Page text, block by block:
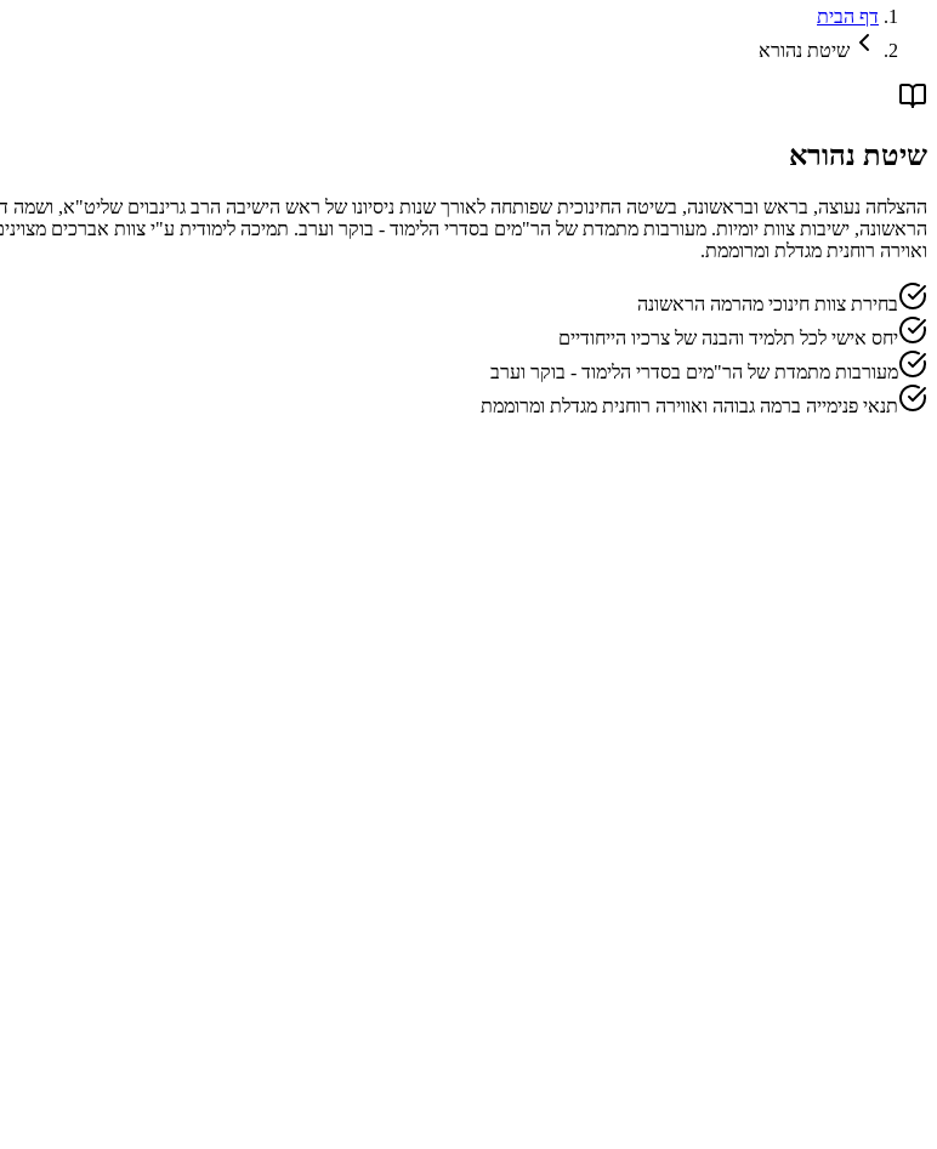
דף הבית
שיטת נהורא
שיטת נהורא
ההצלחה נעוצה, בראש ובראשונה, בשיטה החינוכית שפותחה לאורך שנות ניסיונו של ראש הישיבה הרב גרינבוים שליט"א, ושמה
הראשונה, ישיבות צוות יומיות. מעורבות מתמדת של הר"מים בסדרי הלימוד - בוקר וערב. תמיכה לימודית ע"י צוות אברכים
ואוירה רוחנית מגדלת ומרוממת.
בחירת צוות חינוכי מהרמה הראשונה
יחס אישי לכל תלמיד והבנה של צרכיו הייחודיים
מעורבות מתמדת של הר"מים בסדרי הלימוד - בוקר וערב
תנאי פנימייה ברמה גבוהה ואווירה רוחנית מגדלת ומרוממת